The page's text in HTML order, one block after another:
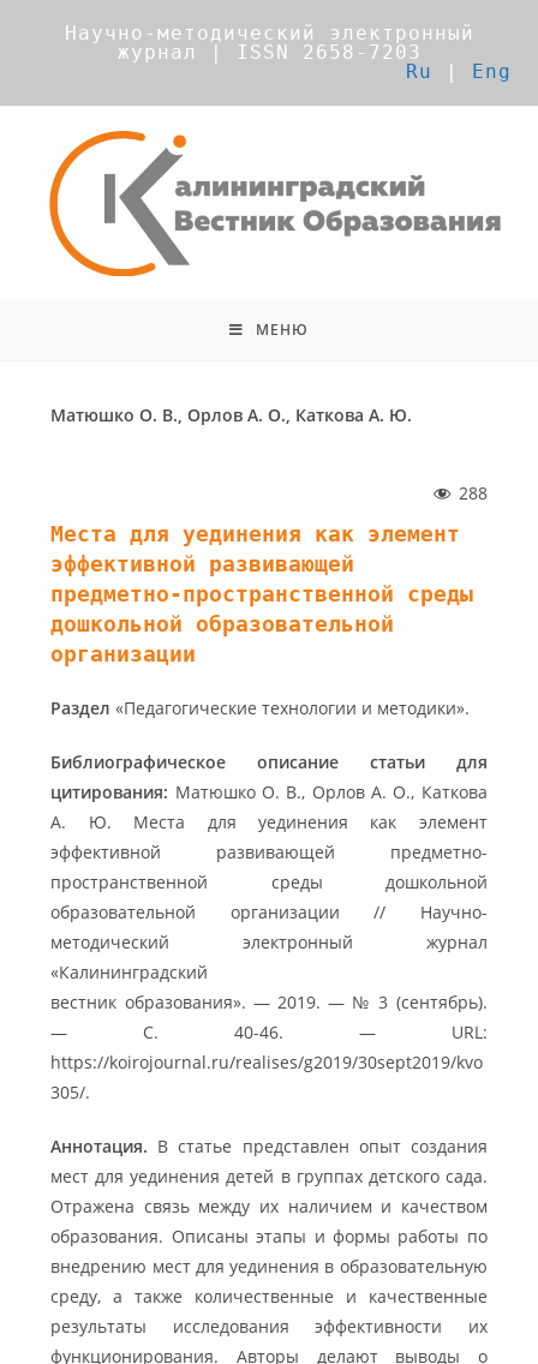
Научно-методический электронный
журнал | ISSN 2658-7203
Ru | Eng
МЕНЮ
Матюшко О. В., Орлов А. О., Каткова А. Ю.
288
Места для уединения как элемент
эффективной развивающей
предметно-пространственной среды
дошкольной образовательной
организации
Раздел «Педагогические технологии и методики».
Библиографическое описание статьи для
цитирования: Матюшко О. В., Орлов А. О., Каткова
А. Ю. Места для уединения как элемент
эффективной развивающей предметно-
пространственной среды дошкольной
образовательной организации // Научно-
методический электронный журнал
«Калининградский
вестник образования». — 2019. — № 3 (сентябрь).
— С. 40-46. — URL:
https://koirojournal.ru/realises/g2019/30sept2019/kvo
305/.
Аннотация. В статье представлен опыт создания
мест для уединения детей в группах детского сада.
Отражена связь между их наличием и качеством
образования. Описаны этапы и формы работы по
внедрению мест для уединения в образовательную
среду, а также количественные и качественные
результаты исследования эффективности их
функционирования. Авторы делают выводы о